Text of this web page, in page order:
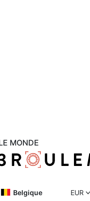
MONDE
Belgique EUR